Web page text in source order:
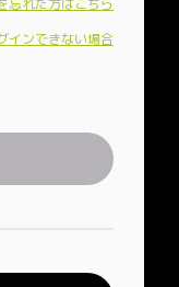
忘れた方はこちら
インできない場合